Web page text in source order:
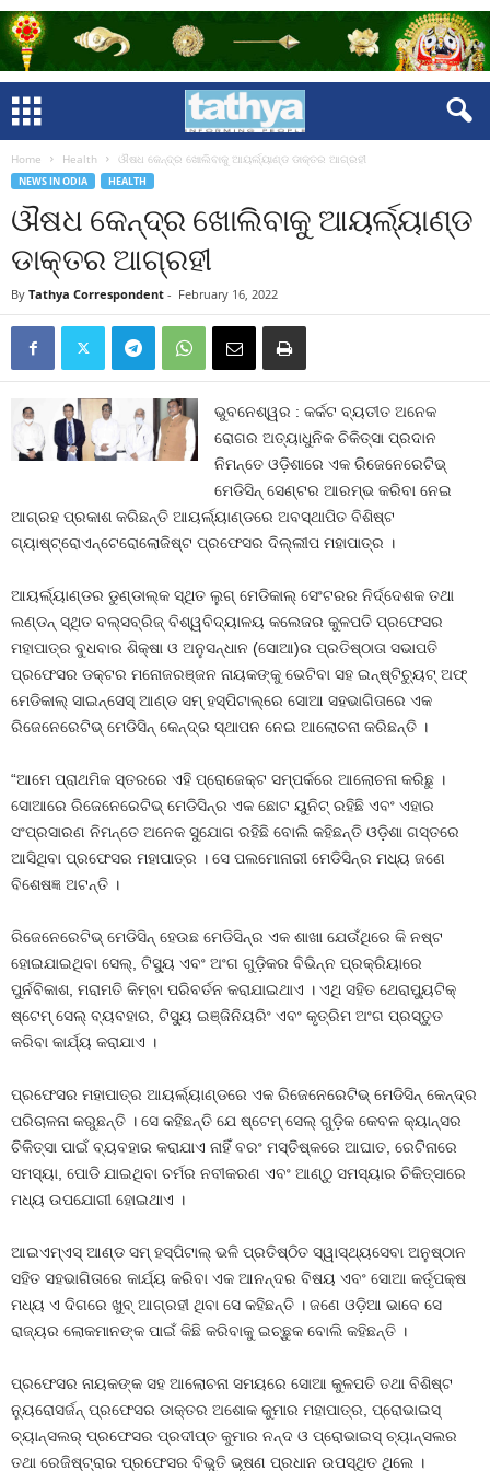
Home Health ଔଷଧ କେନ୍ଦ୍ର ଖୋଲିବାକୁ ଆୟର୍ଲ୍ୟାଣ୍ଡ ଡାକ୍ତର ଆଗ୍ରହୀ
NEWS IN ODIA HEALTH
ଔଷଧ କେନ୍ଦ୍ର ଖୋଲିବାକୁ ଆୟର୍ଲ୍ୟାଣ୍ଡ
ଡାକ୍ତର ଆଗ୍ରହୀ
By Tathya Correspondent - February 16, 2022
ଭୁବନେଶ୍ୱର : କର୍କଟ ବ୍ୟତୀତ ଅନେକ
ରୋଗର ଅତ୍ୟାଧୁନିକ ଚିକିତ୍ସା ପ୍ରଦାନ
ନିମନ୍ତେ ଓଡ଼ିଶାରେ ଏକ ରିଜେନେରେଟିଭ୍
ମେଡିସିନ୍ ସେଣ୍ଟର ଆରମ୍ଭ କରିବା ନେଇ
ଆଗ୍ରହ ପ୍ରକାଶ କରିଛନ୍ତି ଆୟର୍ଲ୍ୟାଣ୍ଡରେ ଅବସ୍ଥାପିତ ବିଶିଷ୍ଟ
ଗ୍ୟାଷ୍ଟ୍ରୋଏନ୍‌ଟେରୋଲୋଜିଷ୍ଟ ପ୍ରଫେସର ଦିଲ୍ଲୀପ ମହାପାତ୍ର ।
ଆୟର୍ଲ୍ୟାଣ୍ଡର ଡୁଣ୍ଡାଲ୍‌କ ସ୍ଥିତ ଲୁଗ୍ ମେଡିକାଲ୍ ସେଂଟରର ନିର୍ଦ୍ଦେଶକ ତଥା
ଲଣ୍ଡନ୍ ସ୍ଥିତ ବଲ୍ସବ୍ରିଜ୍ ବିଶ୍ୱବିଦ୍ୟାଳୟ କଲେଜର କୁଳପତି ପ୍ରଫେସର
ମହାପାତ୍ର ବୁଧବାର ଶିକ୍ଷା ଓ ଅନୁସନ୍ଧାନ (ସୋଆ)ର ପ୍ରତିଷ୍ଠାତା ସଭାପତି
ପ୍ରଫେସର ଡକ୍ଟର ମନୋଜରଞ୍ଜନ ନାୟକଙ୍କୁ ଭେଟିବା ସହ ଇନ୍‌ଷ୍ଟିଚ୍ୟୁଟ୍ ଅଫ୍
ମେଡିକାଲ୍ ସାଇନ୍‌ସେସ୍ ଆଣ୍ଡ ସମ୍ ହସ୍ପିଟାଲ୍‌ରେ ସୋଆ ସହଭାଗିତାରେ ଏକ
ରିଜେନେରେଟିଭ୍ ମେଡିସିନ୍ କେନ୍ଦ୍ର ସ୍ଥାପନ ନେଇ ଆଲୋଚନା କରିଛନ୍ତି ।
“ଆମେ ପ୍ରାଥମିକ ସ୍ତରରେ ଏହି ପ୍ରୋଜେକ୍ଟ ସମ୍ପର୍କରେ ଆଲୋଚନା କରିଛୁ ।
ସୋଆରେ ରିଜେନେରେଟିଭ୍ ମେଡିସିନ୍‌ର ଏକ ଛୋଟ ୟୁନିଟ୍ ରହିଛି ଏବଂ ଏହାର
ସଂପ୍ରସାରଣ ନିମନ୍ତେ ଅନେକ ସୁଯୋଗ ରହିଛି ବୋଲି କହିଛନ୍ତି ଓଡ଼ିଶା ଗସ୍ତରେ
ଆସିଥିବା ପ୍ରଫେସର ମହାପାତ୍ର । ସେ ପଲମୋନାରୀ ମେଡିସିନ୍‌ର ମଧ୍ୟ ଜଣେ
ବିଶେଷଜ୍ଞ ଅଟନ୍ତି ।
ରିଜେନେରେଟିଭ୍ ମେଡିସିନ୍ ହେଉଛ ମେଡିସିନ୍‌ର ଏକ ଶାଖା ଯେଉଁଥିରେ କି ନଷ୍ଟ
ହୋଇଯାଇଥିବା ସେଲ୍‌, ଟିସ୍ୟୁ ଏବଂ ଅଂଗ ଗୁଡ଼ିକର ବିଭିନ୍ନ ପ୍ରକ୍ରିୟାରେ
ପୁର୍ନବିକାଶ, ମରାମତି କିମ୍ବା ପରିବର୍ତନ କରାଯାଇଥାଏ । ଏଥି ସହିତ ଥେରାପ୍ୟୁଟିକ୍
ଷ୍ଟେମ୍ ସେଲ୍ ବ୍ୟବହାର, ଟିସ୍ୟୁ ଇଞ୍ଜିନିୟରିଂ ଏବଂ କୃତ୍ରିମ ଅଂଗ ପ୍ରସ୍ତୁତ
କରିବା କାର୍ଯ୍ୟ କରାଯାଏ ।
ପ୍ରଫେସର ମହାପାତ୍ର ଆୟର୍ଲ୍ୟାଣ୍ଡରେ ଏକ ରିଜେନେରେଟିଭ୍ ମେଡିସିନ୍ କେନ୍ଦ୍ର
ପରିଚାଳନା କରୁଛନ୍ତି । ସେ କହିଛନ୍ତି ଯେ ଷ୍ଟେମ୍ ସେଲ୍ ଗୁଡ଼ିକ କେବଳ କ୍ୟାନ୍ସର
ଚିକିତ୍ସା ପାଇଁ ବ୍ୟବହାର କରାଯାଏ ନାହିଁ ବରଂ ମସ୍ତିଷ୍କରେ ଆଘାତ, ରେଟିନାରେ
ସମସ୍ୟା, ପୋଡି ଯାଇଥିବା ଚର୍ମର ନବୀକରଣ ଏବଂ ଆଣ୍ଠୁ ସମସ୍ୟାର ଚିକିତ୍ସାରେ
ମଧ୍ୟ ଉପଯୋଗୀ ହୋଇଥାଏ ।
ଆଇଏମ୍‌ଏସ୍ ଆଣ୍ଡ ସମ୍ ହସ୍ପିଟାଲ୍ ଭଳି ପ୍ରତିଷ୍ଠିତ ସ୍ୱାସ୍ଥ୍ୟସେବା ଅନୁଷ୍ଠାନ
ସହିତ ସହଭାଗିତାରେ କାର୍ଯ୍ୟ କରିବା ଏକ ଆନନ୍ଦର ବିଷୟ ଏବଂ ସୋଆ କର୍ତୃପକ୍ଷ
ମଧ୍ୟ ଏ ଦିଗରେ ଖୁବ୍ ଆଗ୍ରହୀ ଥିବା ସେ କହିଛନ୍ତି । ଜଣେ ଓଡ଼ିଆ ଭାବେ ସେ
ରାଜ୍ୟର ଲୋକମାନଙ୍କ ପାଇଁ କିଛି କରିବାକୁ ଇଚ୍ଛୁକ ବୋଲି କହିଛନ୍ତି ।
ପ୍ରଫେସର ନାୟକଙ୍କ ସହ ଆଲୋଚନା ସମୟରେ ସୋଆ କୁଳପତି ତଥା ବିଶିଷ୍ଟ
ନ୍ୟୁରୋସର୍ଜନ୍ ପ୍ରଫେସର ଡାକ୍ତର ଅଶୋକ କୁମାର ମହାପାତ୍ର, ପ୍ରୋଭାଇସ୍
ଚ୍ୟାନ୍ସଲର୍ ପ୍ରଫେସର ପ୍ରଦୀପ୍ତ କୁମାର ନନ୍ଦ ଓ ପ୍ରୋଭାଇସ୍ ଚ୍ୟାନ୍ସଲର
ତଥା ରେଜିଷ୍ଟ୍ରାର ପ୍ରଫେସର ବିଭୁତି ଭୂଷଣ ପ୍ରଧାନ ଉପସ୍ଥିତ ଥିଲେ ।